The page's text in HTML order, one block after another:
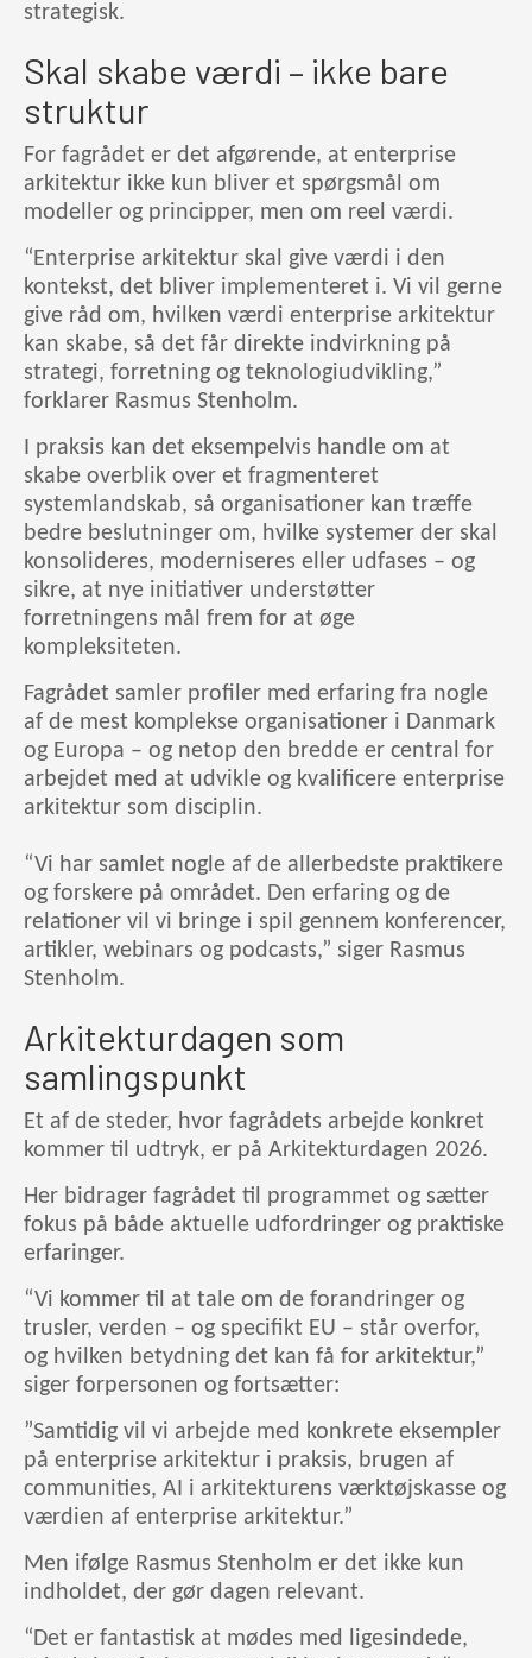
strategisk.
Skal skabe værdi – ikke bare
struktur
For fagrådet er det afgørende, at enterprise
arkitektur ikke kun bliver et spørgsmål om
modeller og principper, men om reel værdi.
“Enterprise arkitektur skal give værdi i den
kontekst, det bliver implementeret i. Vi vil gerne
give råd om, hvilken værdi enterprise arkitektur
kan skabe, så det får direkte indvirkning på
strategi, forretning og teknologiudvikling,”
forklarer Rasmus Stenholm.
I praksis kan det eksempelvis handle om at
skabe overblik over et fragmenteret
systemlandskab, så organisationer kan træffe
bedre beslutninger om, hvilke systemer der skal
konsolideres, moderniseres eller udfases – og
sikre, at nye initiativer understøtter
forretningens mål frem for at øge
kompleksiteten.
Fagrådet samler profiler med erfaring fra nogle
af de mest komplekse organisationer i Danmark
og Europa – og netop den bredde er central for
arbejdet med at udvikle og kvalificere enterprise
arkitektur som disciplin.
“Vi har samlet nogle af de allerbedste praktikere
og forskere på området. Den erfaring og de
relationer vil vi bringe i spil gennem konferencer,
artikler, webinars og podcasts,” siger Rasmus
Stenholm.
Arkitekturdagen som
samlingspunkt
Et af de steder, hvor fagrådets arbejde konkret
kommer til udtryk, er på Arkitekturdagen 2026.
Her bidrager fagrådet til programmet og sætter
fokus på både aktuelle udfordringer og praktiske
erfaringer.
“Vi kommer til at tale om de forandringer og
trusler, verden – og specifikt EU – står overfor,
og hvilken betydning det kan få for arkitektur,”
siger forpersonen og fortsætter:
”Samtidig vil vi arbejde med konkrete eksempler
på enterprise arkitektur i praksis, brugen af
communities, AI i arkitekturens værktøjskasse og
værdien af enterprise arkitektur.”
Men ifølge Rasmus Stenholm er det ikke kun
indholdet, der gør dagen relevant.
“Det er fantastisk at mødes med ligesindede,